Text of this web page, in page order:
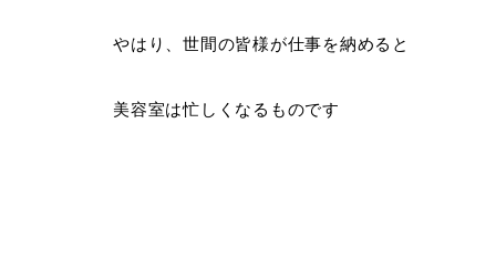
やはり、世間の皆様が仕事を納めると
美容室は忙しくなるものです